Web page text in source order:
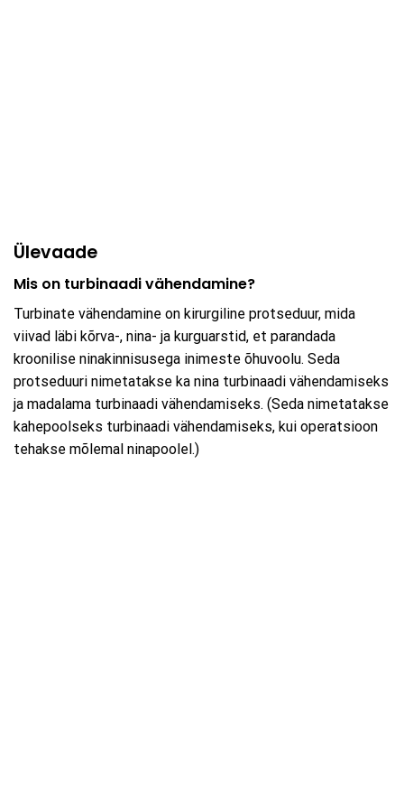
Ülevaade
Mis on turbinaadi vähendamine?
Turbinate vähendamine on kirurgiline protseduur, mida
viivad läbi kõrva-, nina- ja kurguarstid, et parandada
kroonilise ninakinnisusega inimeste õhuvoolu. Seda
protseduuri nimetatakse ka nina turbinaadi vähendamiseks
ja madalama turbinaadi vähendamiseks. (Seda nimetatakse
kahepoolseks turbinaadi vähendamiseks, kui operatsioon
tehakse mõlemal ninapoolel.)